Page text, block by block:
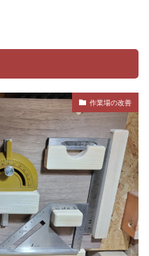
作業場の改善